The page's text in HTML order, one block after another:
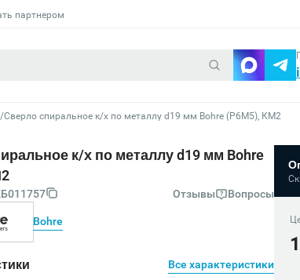
партнером
/Сверло спиральное к/х по металлу d19 мм Bohre (Р6М5), КМ2
к/х по металлу d19 мм Bohre
Отзывы Вопросы
Bohre
Все характеристики